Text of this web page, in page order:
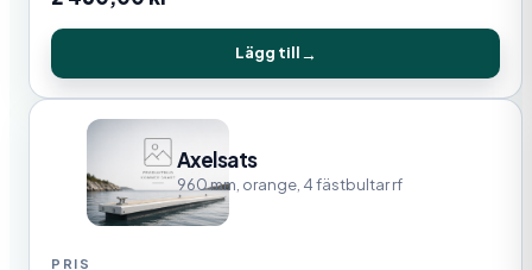
Lägg till
Axelsats
960 mm, orange, 4 fästbultar rf